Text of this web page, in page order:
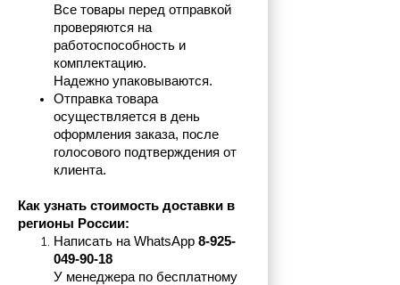
Все товары перед отправкой
проверяются на
работоспособность и
комплектацию.
Надежно упаковываются.
Отправка товара
осуществляется в день
оформления заказа, после
голосового подтверждения от
клиента.
Как узнать стоимость доставки в
регионы России:
Написать на WhatsApp 8-925-
049-90-18
У менеджера по бесплатному